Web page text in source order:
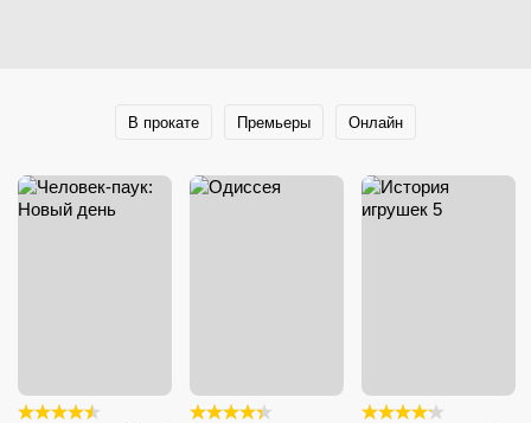
В прокате Премьеры Онлайн